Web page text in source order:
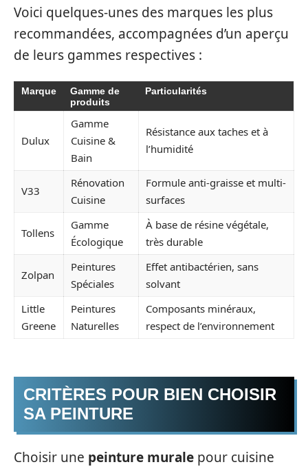
Voici quelques-unes des marques les plus
recommandées, accompagnées d’un aperçu
de leurs gammes respectives :
Marque
Gamme de
produits
Particularités
Dulux
Gamme
Cuisine &
Bain
Résistance aux taches et à
l’humidité
V33
Rénovation
Cuisine
Formule anti-graisse et multi-
surfaces
Tollens
Gamme
Écologique
À base de résine végétale,
très durable
Zolpan
Peintures
Spéciales
Effet antibactérien, sans
solvant
Little
Greene
Peintures
Naturelles
Composants minéraux,
respect de l’environnement
CRITÈRES POUR BIEN CHOISIR
SA PEINTURE
Choisir une peinture murale pour cuisine